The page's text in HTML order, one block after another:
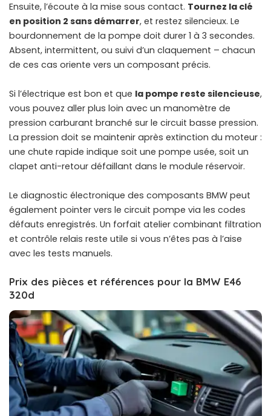
Ensuite, l’écoute à la mise sous contact. Tournez la clé
en position 2 sans démarrer, et restez silencieux. Le
bourdonnement de la pompe doit durer 1 à 3 secondes.
Absent, intermittent, ou suivi d’un claquement – chacun
de ces cas oriente vers un composant précis.
Si l’électrique est bon et que la pompe reste silencieuse,
vous pouvez aller plus loin avec un manomètre de
pression carburant branché sur le circuit basse pression.
La pression doit se maintenir après extinction du moteur :
une chute rapide indique soit une pompe usée, soit un
clapet anti-retour défaillant dans le module réservoir.
Le diagnostic électronique des composants BMW peut
également pointer vers le circuit pompe via les codes
défauts enregistrés. Un forfait atelier combinant filtration
et contrôle relais reste utile si vous n’êtes pas à l’aise
avec les tests manuels.
Prix des pièces et références pour la BMW E46
320d